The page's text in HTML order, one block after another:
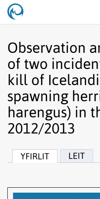
Observation
of two
kill of
spawning
harengus) in
2012/2013
YFIRLIT LEIT